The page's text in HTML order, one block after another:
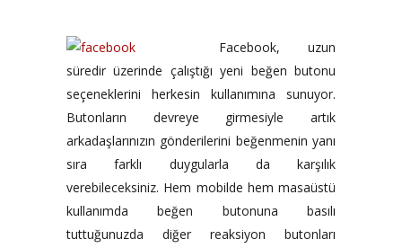
Facebook, uzun
süredir üzerinde çalıştığı yeni beğen butonu
seçeneklerini herkesin kullanımına sunuyor.
Butonların devreye girmesiyle artık
arkadaşlarınızın gönderilerini beğenmenin yanı
sıra farklı duygularla da karşılık
verebileceksiniz. Hem mobilde hem masaüstü
kullanımda beğen butonuna basılı
tuttuğunuzda diğer reaksiyon butonları